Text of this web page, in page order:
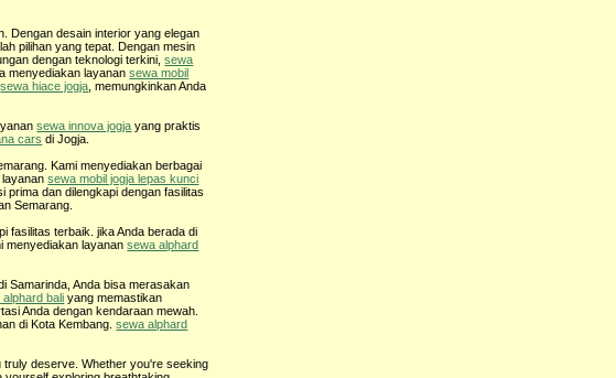
Dengan desain interior yang elegan
pilihan yang tepat. Dengan mesin
dengan teknologi terkini,sewa
menyediakan layanansewa mobil
sewa hiace jogja , memungkinkan Anda
sewa innova jogja yang praktis
cars di Jogja.
Kami menyediakan berbagai
layanansewa mobil jogja lepas kunci
prima dan dilengkapi dengan fasilitas
Semarang.
fasilitas terbaik. jika Anda berada di
menyediakan layanansewa alphard
Samarinda, Anda bisa merasakan
alphard bali yang memastikan
Anda dengan kendaraan mewah.
di Kota Kembang.sewa alphard
deserve. Whether you're seeking